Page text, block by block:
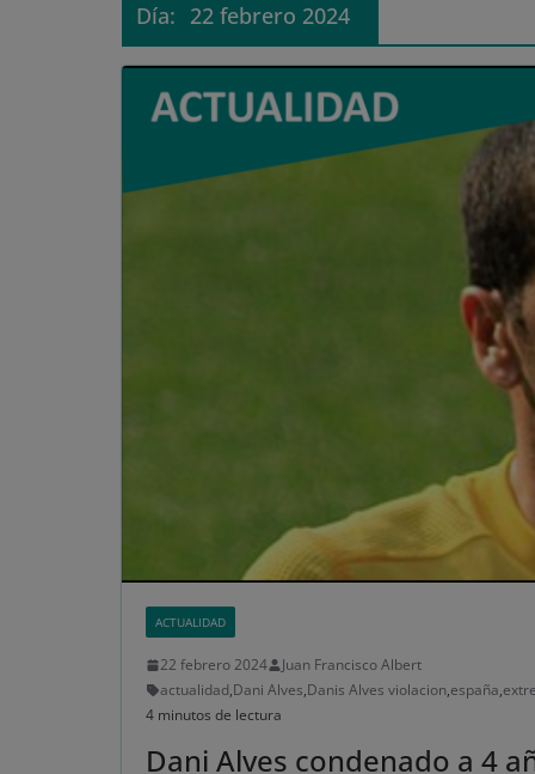
Día: 22 febrero 2024
ACTUALIDAD
22 febrero 2024
Juan Francisco Albert
actualidad,Dani Alves,Danis Alves violacion,españa,
4 minutos de lectura
Dani Alves condenado a 4